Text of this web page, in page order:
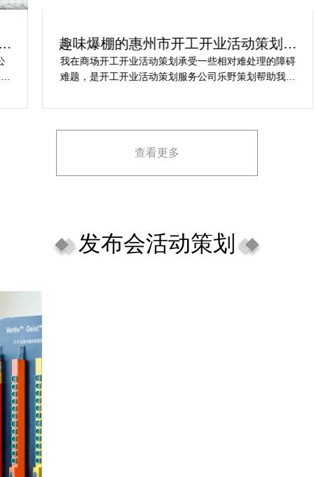
趣味爆棚的惠州市开工开业活动策划方
案精选
我在商场开工开业活动策划承受一些相对难处理的障碍
难题，是开工开业活动策划服务公司乐野策划帮助我完
场开工开业活动策划堪称完美，下次有计划还会选择乐
查看更多
发布会活动策划